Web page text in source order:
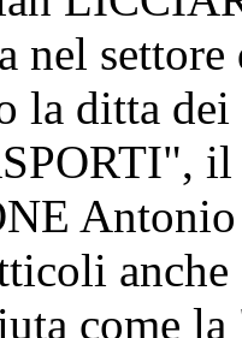
nel
la ditta
come